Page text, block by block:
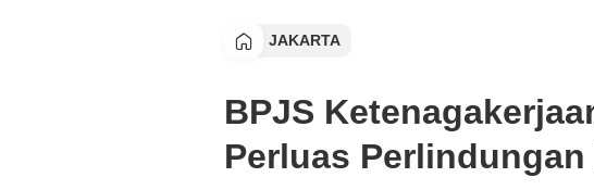
JAKARTA
BPJS
Perluas